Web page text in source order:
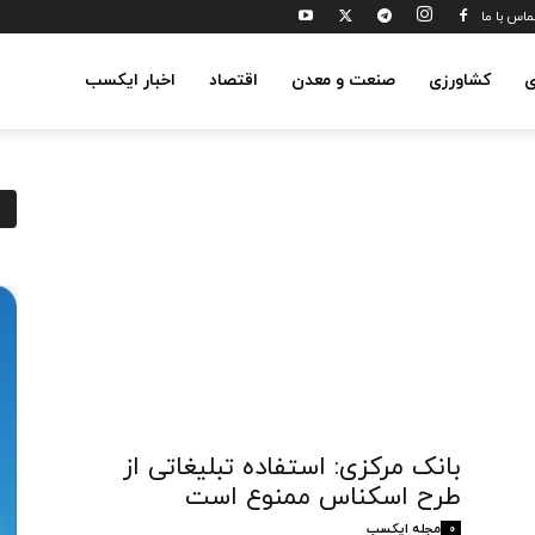
با ما
اخبار ایکسب اقتصاد صنعت و معدن کشاورزی
بانک مرکزی: استفاده تبلیغاتی از
طرح اسکناس ممنوع است
مجله ایکسب 0